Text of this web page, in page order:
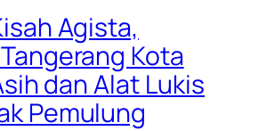
Agista,
Kota
dan Alat Lukis
Pemulung